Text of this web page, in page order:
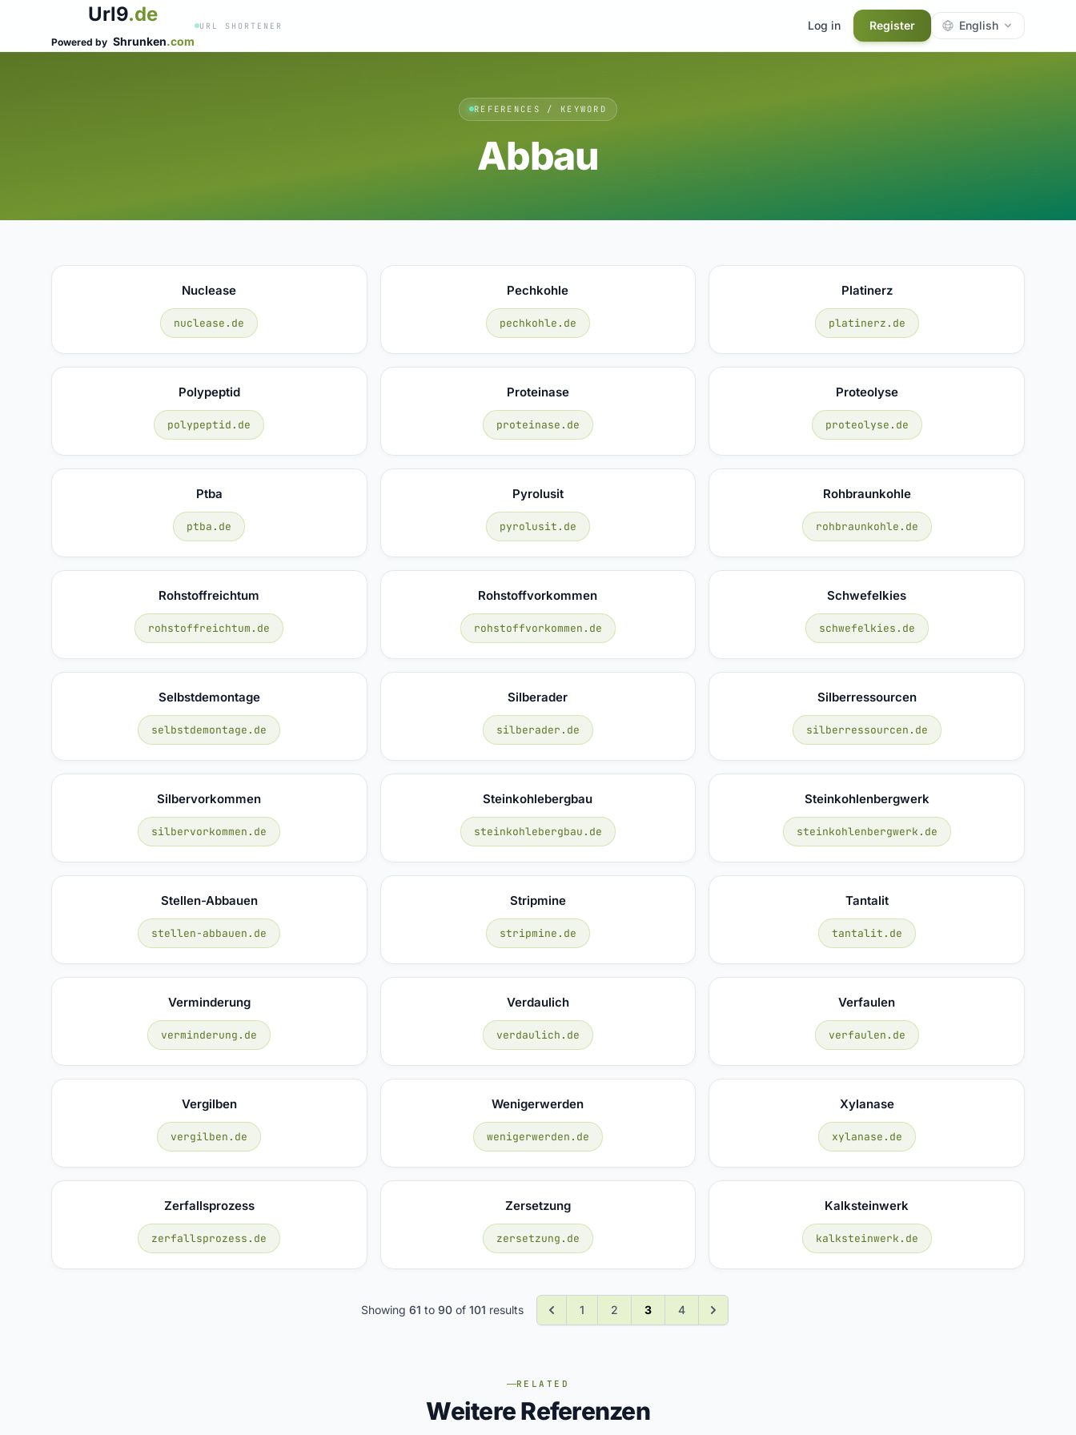
Url9.de
Powered by Shrunken.com
URL SHORTENER Log in Register English
REFERENCES / KEYWORD
Abbau
Nuclease
nuclease.de
Pechkohle
pechkohle.de
Platinerz
platinerz.de
Polypeptid
polypeptid.de
Proteinase
proteinase.de
Proteolyse
proteolyse.de
Ptba
ptba.de
Pyrolusit
pyrolusit.de
Rohbraunkohle
rohbraunkohle.de
Rohstoffreichtum
rohstoffreichtum.de
Rohstoffvorkommen
rohstoffvorkommen.de
Schwefelkies
schwefelkies.de
Selbstdemontage
selbstdemontage.de
Silberader
silberader.de
Silberressourcen
silberressourcen.de
Silbervorkommen
silbervorkommen.de
Steinkohlebergbau
steinkohlebergbau.de
Steinkohlenbergwerk
steinkohlenbergwerk.de
Stellen-Abbauen
stellen-abbauen.de
Stripmine
stripmine.de
Tantalit
tantalit.de
Verminderung
verminderung.de
Verdaulich
verdaulich.de
Verfaulen
verfaulen.de
Vergilben
vergilben.de
Wenigerwerden
wenigerwerden.de
Xylanase
xylanase.de
Zerfallsprozess
zerfallsprozess.de
Zersetzung
zersetzung.de
Kalksteinwerk
kalksteinwerk.de
Showing 61 to 90of 101 results 1 2 3 4
RELATED
Weitere Referenzen